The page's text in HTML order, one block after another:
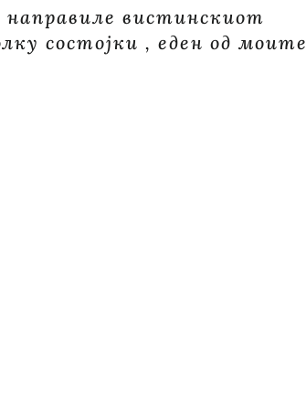
вистинскиот
состојки , еден од моите